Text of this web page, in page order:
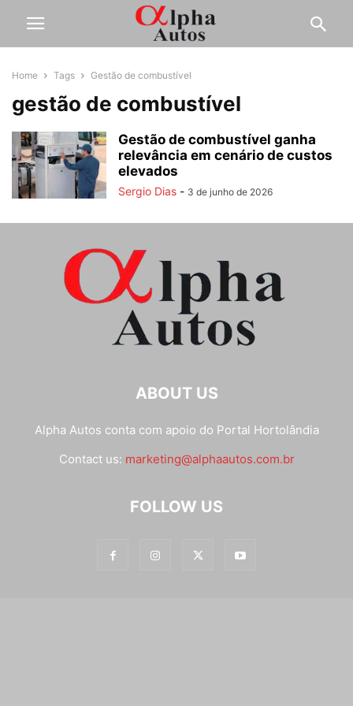
Home Tags Gestão de combustível
gestão de combustível
Gestão de combustível ganha
relevância em cenário de custos
elevados
Sergio Dias - 3 de junho de 2026
ABOUT US
Alpha Autos conta com apoio do Portal Hortolândia
Contact us: marketing@alphaautos.com.br
FOLLOW US